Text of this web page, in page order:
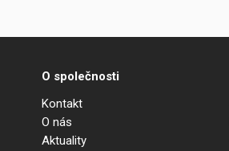
O společnosti
Kontakt
O nás
Aktuality